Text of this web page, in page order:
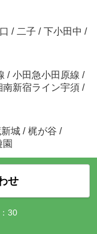
/ 二子 / 下小田中 /
/ 小田急小田原線 /
南新宿ライン宇須 /
城 / 梶が谷 /
園
せ
30